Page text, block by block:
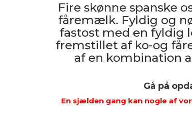
Fire skønne spanske
fåremælk. Fyldig og
fastost med en fyldig
fremstillet af ko-og
af en kombination
Gå på
En sjælden gang kan nogle af